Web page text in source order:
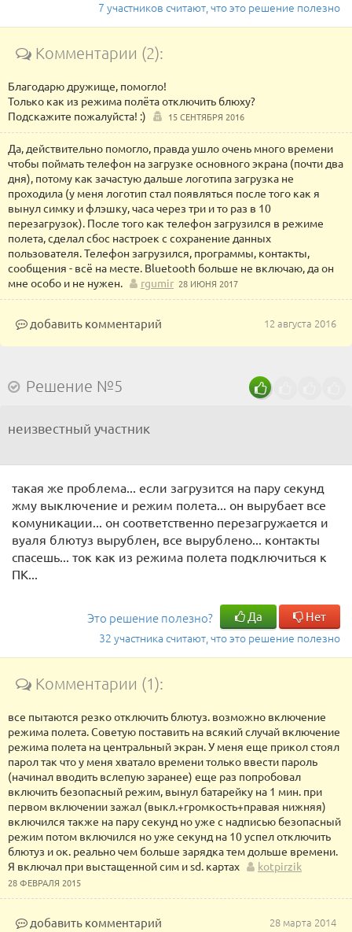
7 участников считают, что это решение полезно
Комментарии (2):
Благодарю дружище, помогло!
Только как из режима полёта отключить блюху?
Подскажите пожалуйста! :)
15 СЕНТЯБРЯ 2016
Да, действительно помогло, правда ушло очень много времени
чтобы поймать телефон на загрузке основного экрана (почти два
дня), потому как зачастую дальше логотипа загрузка не
проходила (у меня логотип стал появляться после того как я
вынул симку и флэшку, часа через три и то раз в 10
перезагрузок). После того как телефон загрузился в режиме
полета, сделал сбос настроек с сохранение данных
пользователя. Телефон загрузился, программы, контакты,
сообщения - всё на месте. Bluetooth больше не включаю, да он
мне особо и не нужен.
rgumir 28 ИЮНЯ 2017
12 августа 2016
добавить комментарий
Решение №5
неизвестный участник
такая же проблема... если загрузится на пару секунд
жму выключение и режим полета... он вырубает все
комуникации... он соответственно перезагружается и
вуаля блютуз вырублен, все вырублено... контакты
спасешь... ток как из режима полета подключиться к
ПК...
Это решение полезно? Да Нет
32 участника считают, что это решение полезно
Комментарии (1):
все пытаются резко отключить блютуз. возможно включение
режима полета. Советую поставить на всякий случай включение
режима полета на центральный экран. У меня еще прикол стоял
парол так что у меня хватало времени только ввести пароль
(начинал вводить вслепую заранее) еще раз попробовал
включить безопасный режим, вынул батарейку на 1 мин. при
первом включении зажал (выкл.+громкость+правая нижняя)
включился также на пару секунд но уже с надписью безопасный
режим потом включился но уже секунд на 10 успел отключить
блютуз и ок. реально чем больше зарядка тем дольше времени.
Я включал при выстащенной сим и sd. картах
kotpirzik
28 ФЕВРАЛЯ 2015
28 марта 2014
добавить комментарий